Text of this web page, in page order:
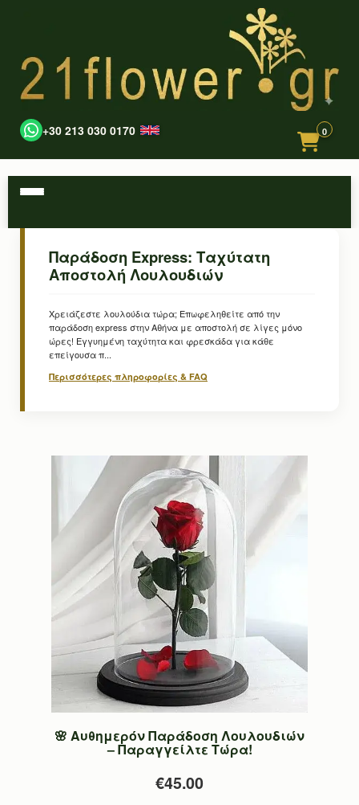
+30 213 030 0170 0
Παράδοση Express: Ταχύτατη
Αποστολή Λουλουδιών
Χρειάζεστε λουλούδια τώρα; Επωφεληθείτε από την
παράδοση express στην Αθήνα με αποστολή σε λίγες μόνο
ώρες! Εγγυημένη ταχύτητα και φρεσκάδα για κάθε
επείγουσα π...
Περισσότερες πληροφορίες & FAQ
🌸 Αυθημερόν Παράδοση Λουλουδιών
– Παραγγείλτε Τώρα!
€45.00